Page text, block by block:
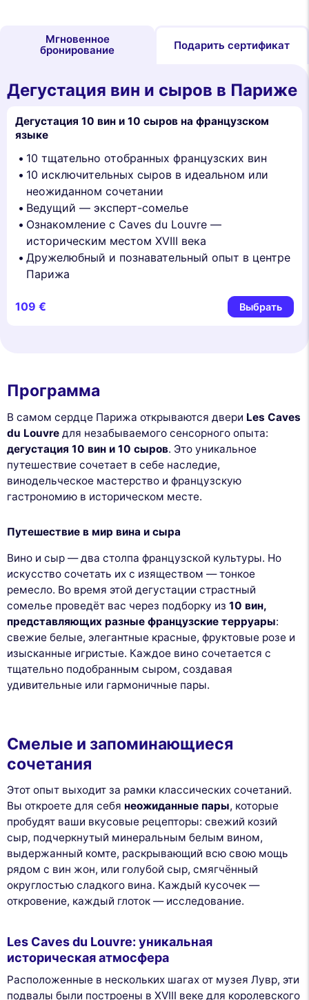
Мгновенное
бронирование
Подарить сертификат
Дегустация вин и сыров в Париже
Дегустация 10 вин и 10 сыров на французском
языке
10 тщательно отобранных французских вин
10 исключительных сыров в идеальном или
неожиданном сочетании
Ведущий — эксперт-сомелье
Ознакомление с Caves du Louvre —
историческим местом XVIII века
Дружелюбный и познавательный опыт в центре
Парижа
109 € Выбрать
Программа
В самом сердце Парижа открываются двери Les Caves
du Louvre для незабываемого сенсорного опыта:
дегустация 10 вин и 10 сыров. Это уникальное
путешествие сочетает в себе наследие,
винодельческое мастерство и французскую
гастрономию в историческом месте.
Путешествие в мир вина и сыра
Вино и сыр — два столпа французской культуры. Но
искусство сочетать их с изяществом — тонкое
ремесло. Во время этой дегустации страстный
сомелье проведёт вас через подборку из 10 вин,
представляющих разные французские терруары:
свежие белые, элегантные красные, фруктовые розе и
изысканные игристые. Каждое вино сочетается с
тщательно подобранным сыром, создавая
удивительные или гармоничные пары.
Смелые и запоминающиеся
сочетания
Этот опыт выходит за рамки классических сочетаний.
Вы откроете для себя неожиданные пары, которые
пробудят ваши вкусовые рецепторы: свежий козий
сыр, подчеркнутый минеральным белым вином,
выдержанный комте, раскрывающий всю свою мощь
рядом с вин жон, или голубой сыр, смягчённый
округлостью сладкого вина. Каждый кусочек —
откровение, каждый глоток — исследование.
Les Caves du Louvre: уникальная
историческая атмосфера
Расположенные в нескольких шагах от музея Лувр, эти
подвалы были построены в XVIII веке для королевского